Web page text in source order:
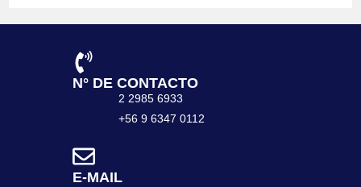
N° DE CONTACTO
2 2985 6933
+56 9 6347 0112
E-MAIL